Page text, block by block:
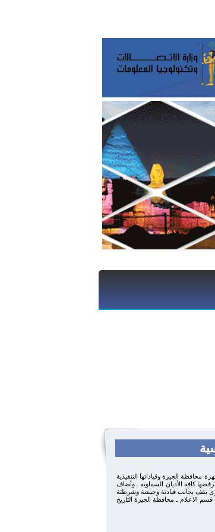
محافظة الجيزة وقياداتها التنفيذية
كافة الأديان السماوية . وأضاف
يقف بجانب قيادتة وجيشة وشرطتة
الاعلام ـ محافظة الجيزة التاريخ